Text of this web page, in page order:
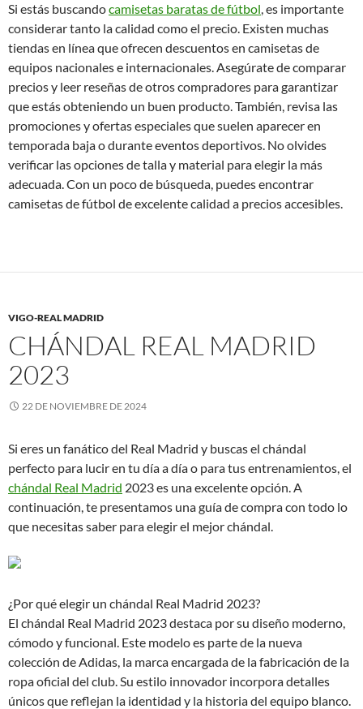
Si estás buscandocamisetas baratas de fútbol, es importante
considerar tanto la calidad como el precio. Existen muchas
tiendas en línea que ofrecen descuentos en camisetas de
equipos nacionales e internacionales. Asegúrate de comparar
precios y leer reseñas de otros compradores para garantizar
que estás obteniendo un buen producto. También, revisa las
promociones y ofertas especiales que suelen aparecer en
temporada baja o durante eventos deportivos. No olvides
verificar las opciones de talla y material para elegir la más
adecuada. Con un poco de búsqueda, puedes encontrar
camisetas de fútbol de excelente calidad a precios accesibles.
VIGO-REAL MADRID
CHÁNDAL REAL MADRID
2023
22 DE NOVIEMBRE DE 2024
Si eres un fanático del Real Madrid y buscas el chándal
perfecto para lucir en tu día a día o para tus entrenamientos, el
chándal Real Madrid 2023 es una excelente opción. A
continuación, te presentamos una guía de compra con todo lo
que necesitas saber para elegir el mejor chándal.
¿Por qué elegir un chándal Real Madrid 2023?
El chándal Real Madrid 2023 destaca por su diseño moderno,
cómodo y funcional. Este modelo es parte de la nueva
colección de Adidas, la marca encargada de la fabricación de la
ropa oficial del club. Su estilo innovador incorpora detalles
únicos que reflejan la identidad y la historia del equipo blanco.